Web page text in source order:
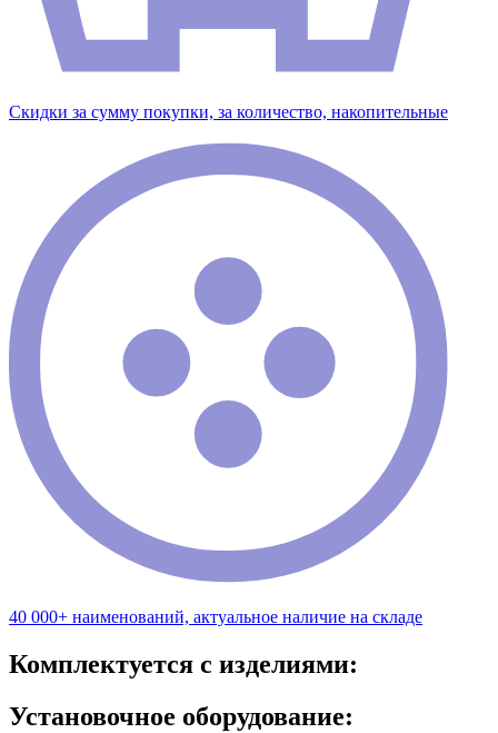
Скидки за сумму покупки, за количество, накопительные
40 000+ наименований, актуальное наличие на складе
Комплектуется с изделиями:
Установочное оборудование: